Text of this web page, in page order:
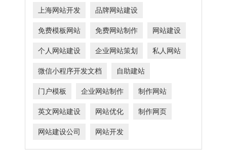
上海网站开发 品牌网站建设
免费模板网站 免费网站制作 网站建设
个人网站建设 企业网站策划 私人网站
微信小程序开发文档 自助建站
门户模板 企业网站制作 制作网站
英文网站建设 网站优化 制作网页
网站建设公司 网站开发